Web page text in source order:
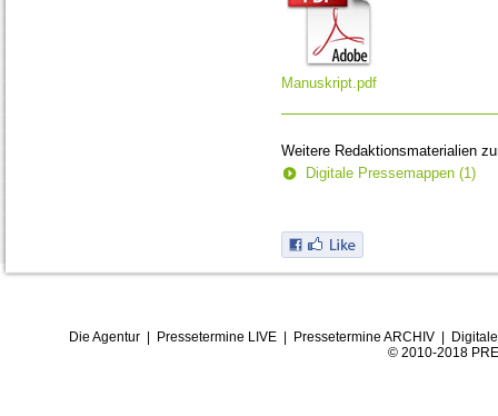
Manuskript.pdf
Weitere Redaktionsmaterialien
Digitale Pressemappen (1)
Die Agentur| Pressetermine LIVE| Pressetermine ARCHIV|
© 2010-2018